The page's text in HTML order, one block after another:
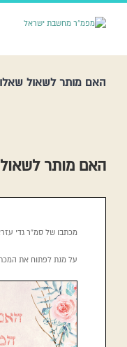
האם מותר לשאול
האם מותר
מכתבו של סמ”ר גדי
על מנת לפתוח את